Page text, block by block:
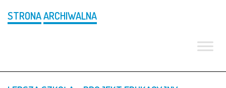
STRONAARCHIWALNA